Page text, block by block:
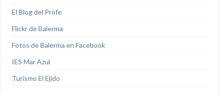
El Blog del Profe
Flickr de Balerma
Fotos de Balerma en Facebook
IES Mar Azul
Turismo El Ejido